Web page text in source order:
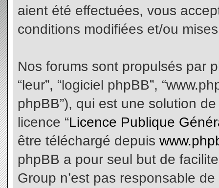
aient été effectuées, vous
conditions modifiées et/ou
Nos forums sont propulsés par
“leur”, “logiciel phpBB”,
phpBB”), qui est une solution
licence “Licence Publique
être téléchargé depuis
phpBB a pour seul but de
Group n’est pas responsable